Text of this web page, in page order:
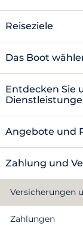
Unser
Reiseziele
Ägypten
Kroatien
Antillen
Canal du Midi
Seychellen
Das Boot
Einrumpf-
Katamaran
Traditionelles
Motoryacht
Hausboot und
Entdecken Sie
Charter ohne
Luxusyacht mit
Hausbootcharter
Angebote und
Preisgestaltung
Zahlung und
Versicherungen
Zahlungen